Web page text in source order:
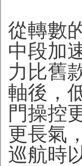
從轉數
中段加
力比舊
軸後，
門操控
更長氣
巡航時